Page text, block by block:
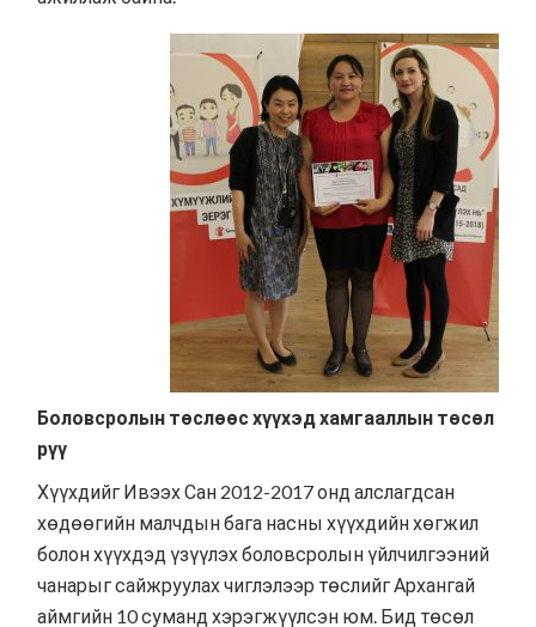
Боловсролын төслөөс хүүхэд хамгааллын төсөл
рүү
Хүүхдийг Ивээх Сан 2012-2017 онд алслагдсан
хөдөөгийн малчдын бага насны хүүхдийн хөгжил
болон хүүхдэд үзүүлэх боловсролын үйлчилгээний
чанарыг сайжруулах чиглэлээр төслийг Архангай
аймгийн 10 суманд хэрэгжүүлсэн юм. Бид төсөл